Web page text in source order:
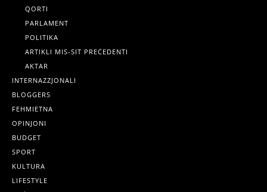
QORTI
PARLAMENT
POLITIKA
ARTIKLI MIS-SIT PREĊEDENTI
AKTAR
INTERNAZZJONALI
BLOGGERS
FEHMIETNA
OPINJONI
BUDGET
SPORT
KULTURA
LIFESTYLE